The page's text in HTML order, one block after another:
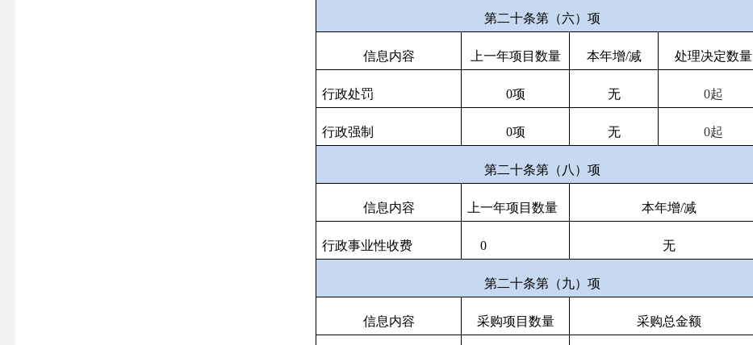
第二十条第（六）项
信息内容 上一年项目数量 本年增/减 处理决定数量
行政处罚 0项 无 0起
行政强制 0项 无 0起
第二十条第（八）项
信息内容 上一年项目数量 本年增/减
行政事业性收费 0 无
第二十条第（九）项
信息内容 采购项目数量 采购总金额